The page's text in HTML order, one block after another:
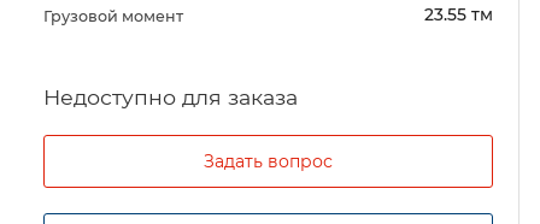
Грузовой момент 23.55 тм
Задать вопрос